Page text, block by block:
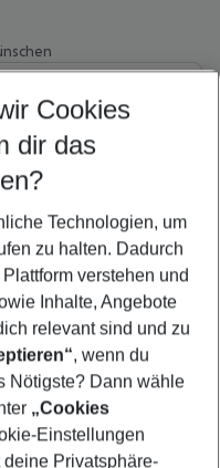
Cookies
dir das
Technologien, um
zu halten. Dadurch
verstehen und
Inhalte, Angebote
relevant sind und zu
, wenn du
Nötigste? Dann wähle
„Cookies
Einstellungen
Privatsphäre-